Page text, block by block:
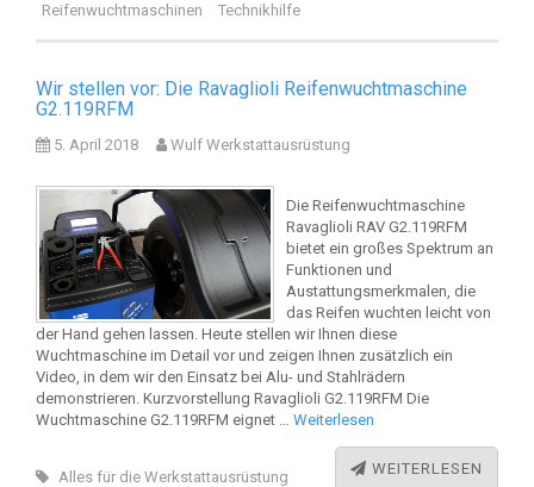
Reifenwuchtmaschinen
Technikhilfe
Wir stellen vor: Die Ravaglioli Reifenwuchtmaschine
G2.119RFM
5. April 2018 Wulf Werkstattausrüstung
Die Reifenwuchtmaschine
Ravaglioli RAV G2.119RFM
bietet ein großes Spektrum an
Funktionen und
Austattungsmerkmalen, die
das Reifen wuchten leicht von
der Hand gehen lassen. Heute stellen wir Ihnen diese
Wuchtmaschine im Detail vor und zeigen Ihnen zusätzlich ein
Video, in dem wir den Einsatz bei Alu- und Stahlrädern
demonstrieren. Kurzvorstellung Ravaglioli G2.119RFM Die
Wuchtmaschine G2.119RFM eignet … Weiterlesen
WEITERLESEN
Alles für die Werkstattausrüstung